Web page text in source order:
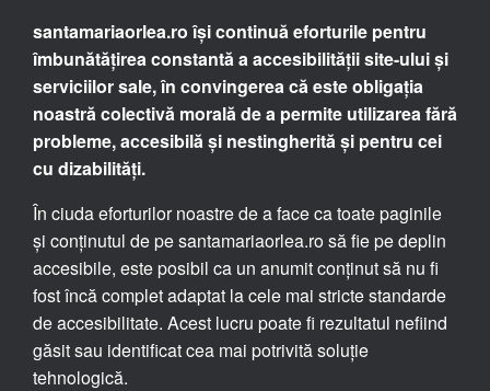
santamariaorlea.ro își continuă eforturile pentru
îmbunătățirea constantă a accesibilității site-ului și
serviciilor sale, în convingerea că este obligația
noastră colectivă morală de a permite utilizarea fără
probleme, accesibilă și nestingherită și pentru cei
cu dizabilități.
În ciuda eforturilor noastre de a face ca toate paginile
și conținutul de pe santamariaorlea.ro să fie pe deplin
accesibile, este posibil ca un anumit conținut să nu fi
fost încă complet adaptat la cele mai stricte standarde
de accesibilitate. Acest lucru poate fi rezultatul nefiind
găsit sau identificat cea mai potrivită soluție
tehnologică.